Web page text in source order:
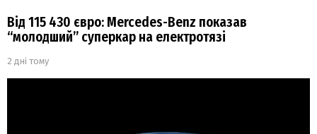
Від 115 430 євро: Mercedes-Benz показав
“молодший” суперкар на електротязі
2 дні тому